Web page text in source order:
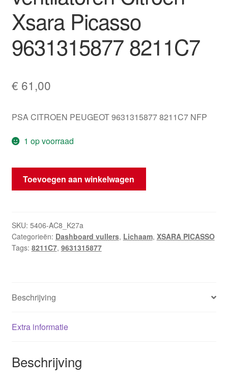
Xsara Picasso
9631315877 8211C7
€ 61,00
PSA CITROEN PEUGEOT 9631315877 8211C7 NFP
1 op voorraad
Radioframe
Xsara
Picasso
9631315877
Toevoegen aan winkelwagen
SKU: 5406-AC8_K27a
Categorieën: Dashboard vullers, Lichaam, XSARA PICASSO
Tags: 8211C7, 9631315877
Beschrijving
Extra informatie
Beschrijving